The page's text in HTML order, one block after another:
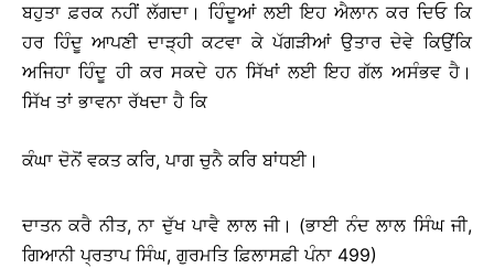
ਬਹੁਤਾ ਫ਼ਰਕ ਨਹੀਂ ਲੱਗਦਾ। ਹਿੰਦੂਆਂ ਲਈ ਇਹ ਐਲਾਨ ਕਰ ਦਿਓ ਕਿ
ਹਰ ਹਿੰਦੂ ਆਪਣੀ ਦਾੜ੍ਹੀ ਕਟਵਾ ਕੇ ਪੱਗੜੀਆਂ ਉਤਾਰ ਦੇਵੇ ਕਿਉਂਕਿ
ਅਜਿਹਾ ਹਿੰਦੂ ਹੀ ਕਰ ਸਕਦੇ ਹਨ ਸਿੱਖਾਂ ਲਈ ਇਹ ਗੱਲ ਅਸੰਭਵ ਹੈ।
ਸਿੱਖ ਤਾਂ ਭਾਵਨਾ ਰੱਖਦਾ ਹੈ ਕਿ
ਕੰਘਾ ਦੋਨੋਂ ਵਕਤ ਕਰਿ, ਪਾਗ ਚੁਨੈ ਕਰਿ ਬਾਂਧਈ।
ਦਾਤਨ ਕਰੈ ਨੀਤ, ਨਾ ਦੁੱਖ ਪਾਵੈ ਲਾਲ ਜੀ। (ਭਾਈ ਨੰਦ ਲਾਲ ਸਿੰਘ ਜੀ,
ਗਿਆਨੀ ਪ੍ਰਤਾਪ ਸਿੰਘ, ਗੁਰਮਤਿ ਫ਼ਿਲਾਸਫ਼ੀ ਪੰਨਾ 499)